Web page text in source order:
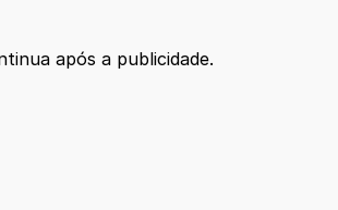
após a publicidade.